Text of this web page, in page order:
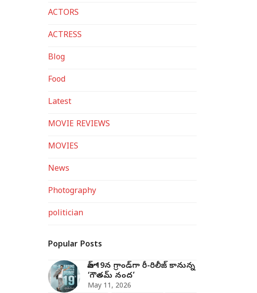
ACTORS
ACTRESS
Blog
Food
Latest
MOVIE REVIEWS
MOVIES
News
Photography
politician
Popular Posts
జూన్ 19న గ్రాండ్‌గా రీ-రిలీజ్ కానున్న
‘గౌతమ్ నంద’
May 11, 2026